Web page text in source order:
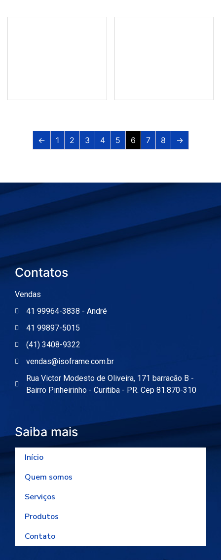
← 1 2 3 4 5 6 7 8 →
Contatos
Vendas
41 99964-3838 - André
41 99897-5015
(41) 3408-9322
vendas@isoframe.com.br
Rua Victor Modesto de Oliveira, 171 barracão B -
Bairro Pinheirinho - Curitiba - PR. Cep 81.870-310
Saiba mais
Início
Quem somos
Serviços
Produtos
Contato